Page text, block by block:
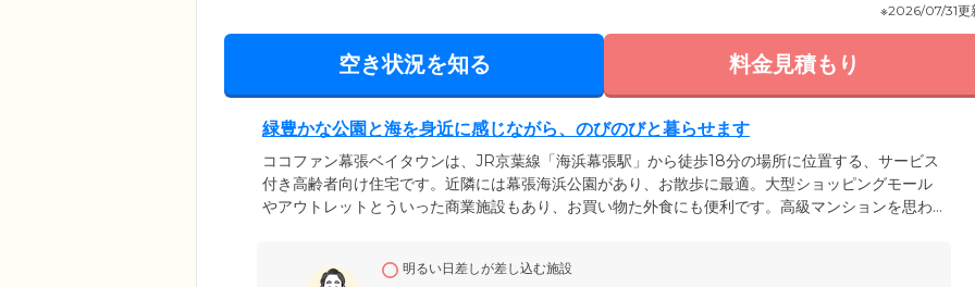
※2026/07/31更
空き状況を知る 料金見積もり
緑豊かな公園と海を身近に感じながら、のびのびと暮らせます
ココファン幕張ベイタウンは、JR京葉線「海浜幕張駅」から徒歩18分の場所に位置する、サービス
付き高齢者向け住宅です。近隣には幕張海浜公園があり、お散歩に最適。大型ショッピングモール
やアウトレットとういった商業施設もあり、お買い物た外食にも便利です。高級マンションを思わ
す。快適な環境のなか、ご自分らしくのびのびと生活していただけます。
明るい日差しが差し込む施設